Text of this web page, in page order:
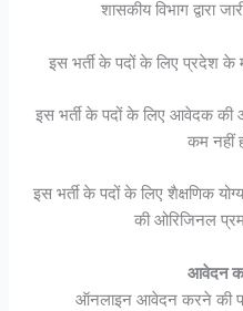
शासकीय विभाग द्वारा
इस भर्ती के पदों के लिए प्रदेश
इस भर्ती के पदों के लिए आवेदक की
कम नहीं
इस भर्ती के पदों के लिए शैक्षणिक
की ओरिजिनल
आवेदन
ऑनलाइन आवेदन करने की